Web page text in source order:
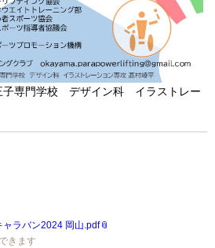
子専門学校 デザイン科 イラストレー
ャラバン2024 岡山.pdf
きます